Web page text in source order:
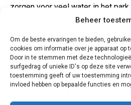
Beheer
Om de beste ervaringen te bieden,
cookies om informatie over je apparaat op
Door in te stemmen met deze
surfgedrag of unieke ID's op deze site
toestemming geeft of uw toestemming
invloed hebben op bepaalde functies en
zorgen voor veel water in het
dieren aan. Het Nationaal Park
buffels, krokodillen, bijzondere
geluk spot je ook de luipaarden
dit is zeker niet gemakkelijk.
word je opgehaald door de 4×4
gemakkelijk door dit enorme park.
tijdens je rondreis door Sri Lanka?